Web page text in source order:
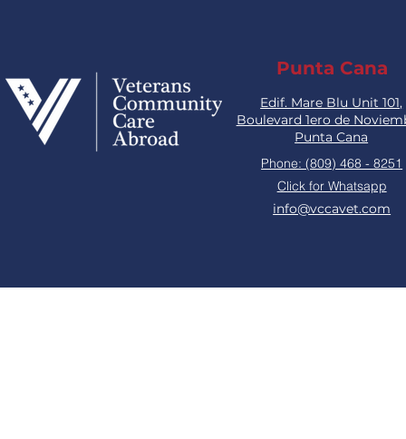
Punta Cana
Edif. Mare Blu Unit 101,
Boulevard 1ero de
Punta Cana
Phone: (809) 468 - 8251
Click for Whatsapp
info@vccavet.com